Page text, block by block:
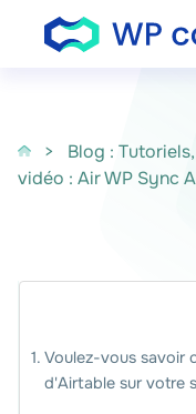
Passer au contenu
> Blog :
vidéo : Air WP Sync
Voulez-vous savoir
d'Airtable sur votre